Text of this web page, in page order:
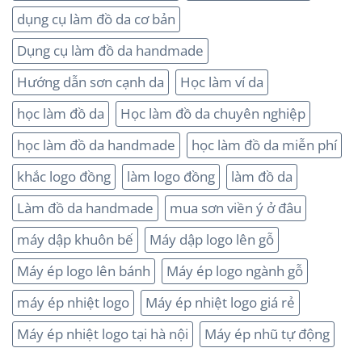
dụng cụ làm đồ da cơ bản
Dụng cụ làm đồ da handmade
Hướng dẫn sơn cạnh da
Học làm ví da
học làm đồ da
Học làm đồ da chuyên nghiệp
học làm đồ da handmade
học làm đồ da miễn phí
khắc logo đồng
làm logo đồng
làm đồ da
Làm đồ da handmade
mua sơn viền ý ở đâu
máy dập khuôn bế
Máy dập logo lên gỗ
Máy ép logo lên bánh
Máy ép logo ngành gỗ
máy ép nhiệt logo
Máy ép nhiệt logo giá rẻ
Máy ép nhiệt logo tại hà nội
Máy ép nhũ tự động